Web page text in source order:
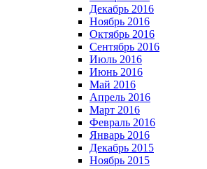
Декабрь 2016
Ноябрь 2016
Октябрь 2016
Сентябрь 2016
Июль 2016
Июнь 2016
Май 2016
Апрель 2016
Март 2016
Февраль 2016
Январь 2016
Декабрь 2015
Ноябрь 2015